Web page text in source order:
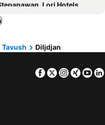
Lori Hotels
Niederkartlien Hotels
Kachetien Hotels
Gurjaani, Kachetien Hotels
Tavush Diljdjan
Facebook
TwitterXing